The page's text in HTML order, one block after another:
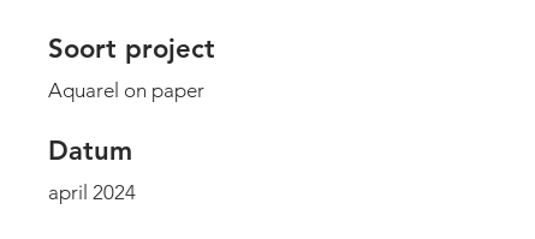
Soort project
Aquarel on paper
Datum
april 2024